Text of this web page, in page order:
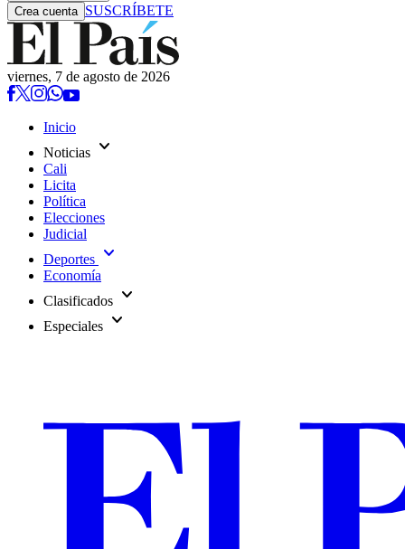
Crea cuenta SUSCRÍBETE
viernes, 7 de agosto de 2026
Inicio
Noticias expand_more
Cali
Licita
Política
Elecciones
Judicial
Deportes expand_more
Economía
Clasificados expand_more
Especiales expand_more